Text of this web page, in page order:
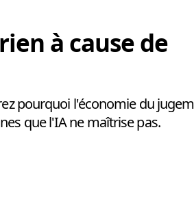
à cause de
pourquoi l'économie du
que l'IA ne maîtrise pas.